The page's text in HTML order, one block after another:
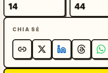
14 44
CHIA SẺ